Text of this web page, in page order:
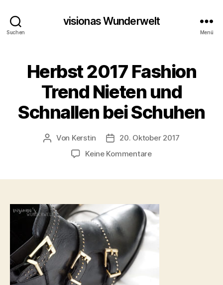
Suchen
visionas Wunderwelt
Menü
Herbst 2017 Fashion
Trend Nieten und
Schnallen bei Schuhen
Beitragsautor
Von Kerstin Beitragsdatum
20. Oktober 2017
Keine Kommentarezu
Nieten
und